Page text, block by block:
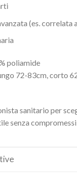
(es. correlata
poliamide
72-83cm, corto
sanitario per
senza